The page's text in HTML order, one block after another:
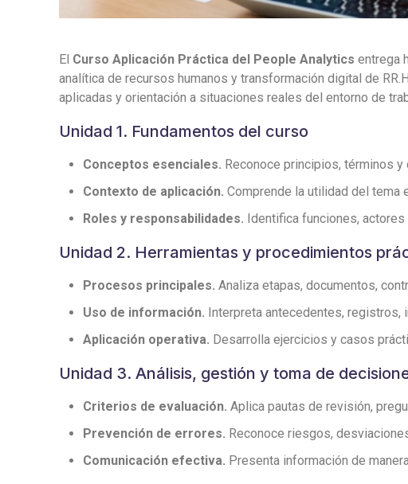
El Curso Aplicación Práctica del People Analytics entrega
analítica de recursos humanos y transformación digital de
aplicadas y orientación a situaciones reales del entorno de
Unidad 1. Fundamentos del curso
Conceptos esenciales. Reconoce principios, términos
Contexto de aplicación. Comprende la utilidad del tema
Roles y responsabilidades. Identifica funciones,
Unidad 2. Herramientas y procedimientos
Procesos principales. Analiza etapas, documentos,
Uso de información. Interpreta antecedentes, registros,
Aplicación operativa. Desarrolla ejercicios y casos
Unidad 3. Análisis, gestión y toma de
Criterios de evaluación. Aplica pautas de revisión,
Prevención de errores. Reconoce riesgos,
Comunicación efectiva. Presenta información de